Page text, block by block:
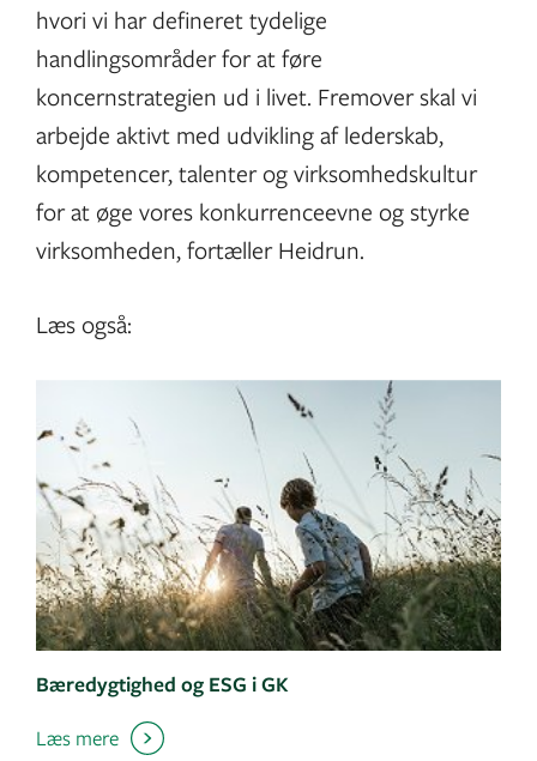
hvori vi har defineret tydelige
handlingsområder for at føre
koncernstrategien ud i livet. Fremover skal vi
arbejde aktivt med udvikling af lederskab,
kompetencer, talenter og virksomhedskultur
for at øge vores konkurrenceevne og styrke
virksomheden, fortæller Heidrun.
Læs også:
Bæredygtighed og ESG i GK
Læs mere